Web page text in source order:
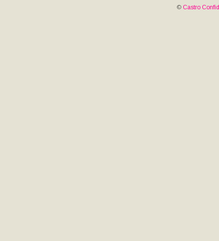
© Castro